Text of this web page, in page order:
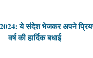
ये संदेश भेजकर अपने
वर्ष की हार्दिक बधाई